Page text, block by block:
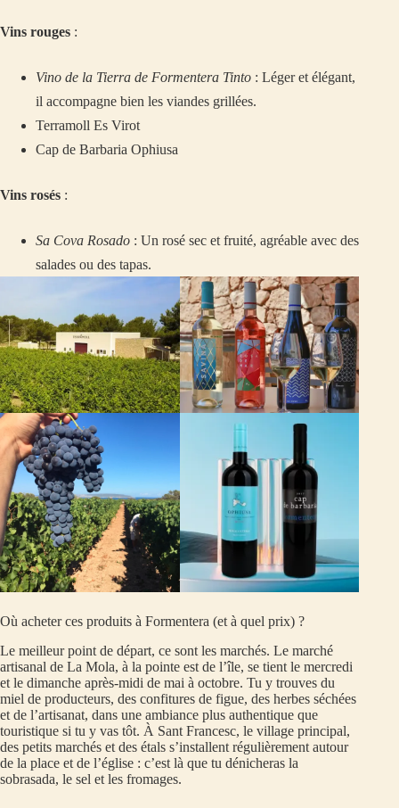
Vins rouges :
Vino de la Tierra de Formentera Tinto : Léger et élégant,
il accompagne bien les viandes grillées.
Terramoll Es Virot
Cap de Barbaria Ophiusa
Vins rosés :
Sa Cova Rosado : Un rosé sec et fruité, agréable avec des
salades ou des tapas.
Où acheter ces produits à Formentera (et à quel prix) ?
Le meilleur point de départ, ce sont les marchés. Le marché
artisanal de La Mola, à la pointe est de l’île, se tient le mercredi
et le dimanche après-midi de mai à octobre. Tu y trouves du
miel de producteurs, des confitures de figue, des herbes séchées
et de l’artisanat, dans une ambiance plus authentique que
touristique si tu y vas tôt. À Sant Francesc, le village principal,
des petits marchés et des étals s’installent régulièrement autour
de la place et de l’église : c’est là que tu dénicheras la
sobrasada, le sel et les fromages.